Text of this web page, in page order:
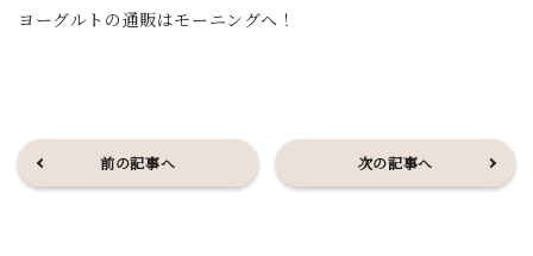
ヨーグルトの通販はモーニングへ！
前の記事へ 次の記事へ